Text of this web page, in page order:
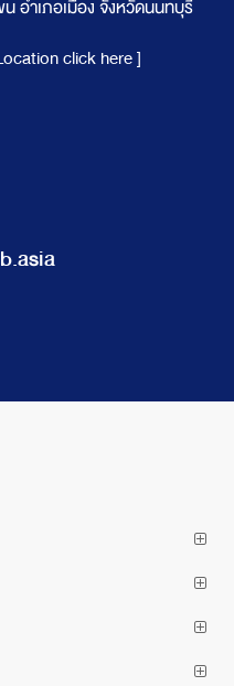
อำเภอเมือง จังหวัดนนทบุรี
click here ]